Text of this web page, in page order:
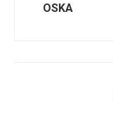
OSKA